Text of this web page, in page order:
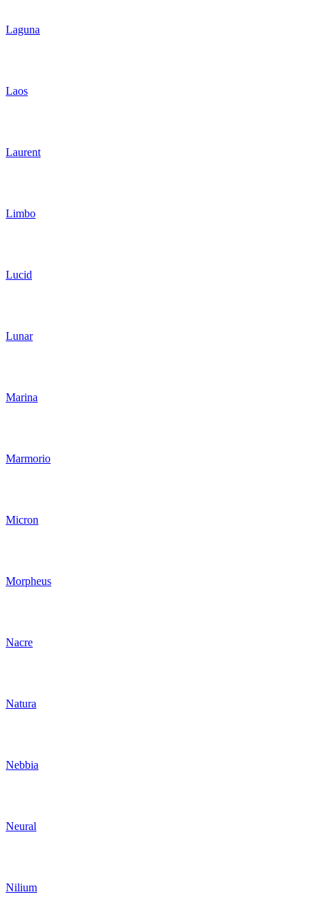
Laguna
Laos
Laurent
Limbo
Lucid
Lunar
Marina
Marmorio
Micron
Morpheus
Nacre
Natura
Nebbia
Neural
Nilium